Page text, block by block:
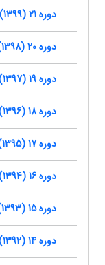
دوره 21 (1399)
دوره 20 (1398)
دوره 19 (1397)
دوره 18 (1396)
دوره 17 (1395)
دوره 16 (1394)
دوره 15 (1393)
دوره 14 (1392)